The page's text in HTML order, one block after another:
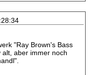
"Ray Brown's Bass
aber immer noch